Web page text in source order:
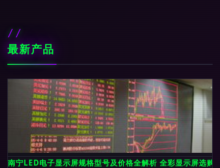
最新产品
南宁LED电子显示屏规格型号及价格全解析 全彩显示屏选购